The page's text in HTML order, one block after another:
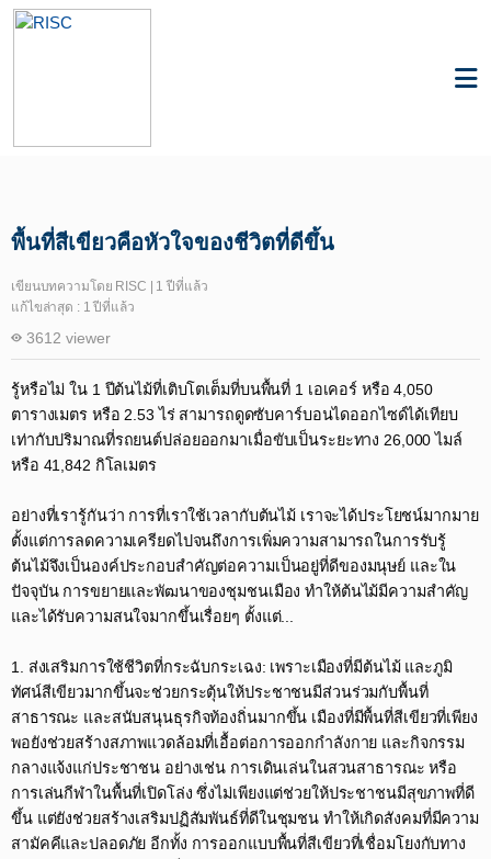
พื้นที่สีเขียวคือหัวใจของชีวิตที่ดีขึ้น
เขียนบทความโดย RISC | 1 ปีที่แล้ว
แก้ไขล่าสุด : 1 ปีที่แล้ว
3612 viewer
รู้หรือไม่ ใน 1 ปีต้นไม้ที่เติบโตเต็มที่บนพื้นที่ 1 เอเคอร์ หรือ 4,050
ตารางเมตร หรือ 2.53 ไร่ สามารถดูดซับคาร์บอนไดออกไซด์ได้เทียบ
เท่ากับปริมาณที่รถยนต์ปล่อยออกมาเมื่อขับเป็นระยะทาง 26,000 ไมล์
หรือ 41,842 กิโลเมตร​
อย่างที่เรารู้กันว่า การที่เราใช้เวลากับต้นไม้ เราจะได้ประโยชน์มากมาย
ตั้งแต่การลดความเครียดไปจนถึงการเพิ่มความสามารถในการรับรู้
ต้นไม้จึงเป็นองค์ประกอบสำคัญต่อความเป็นอยู่ที่ดีของมนุษย์ และใน
ปัจจุบัน การขยายและพัฒนาของชุมชนเมือง ทำให้ต้นไม้มีความสำคัญ
และได้รับความสนใจมากขึ้นเรื่อยๆ ตั้งแต่...​
1. ส่งเสริมการใช้ชีวิตที่กระฉับกระเฉง: เพราะเมืองที่มีต้นไม้ และภูมิ
ทัศน์สีเขียวมากขึ้นจะช่วยกระตุ้นให้ประชาชนมีส่วนร่วมกับพื้นที่
สาธารณะ และสนับสนุนธุรกิจท้องถิ่นมากขึ้น เมืองที่มีพื้นที่สีเขียวที่เพียง
พอยังช่วยสร้างสภาพแวดล้อมที่เอื้อต่อการออกกำลังกาย และกิจกรรม
กลางแจ้งแก่ประชาชน อย่างเช่น การเดินเล่นในสวนสาธารณะ หรือ
การเล่นกีฬาในพื้นที่เปิดโล่ง ซึ่งไม่เพียงแต่ช่วยให้ประชาชนมีสุขภาพที่ดี
ขึ้น แต่ยังช่วยสร้างเสริมปฏิสัมพันธ์ที่ดีในชุมชน ทำให้เกิดสังคมที่มีความ
สามัคคีและปลอดภัย อีกทั้ง การออกแบบพื้นที่สีเขียวที่เชื่อมโยงกับทาง